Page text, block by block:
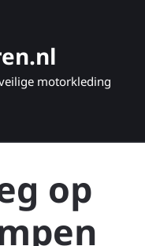
motorkleding
op